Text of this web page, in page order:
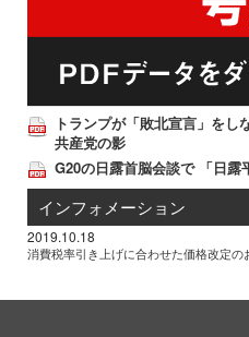
トランプが「敗北宣言」を
共産党の影
G20の日露首脳会談で 「日露
インフォメーション
2019.10.18
消費税率引き上げに合わせた価格改定の